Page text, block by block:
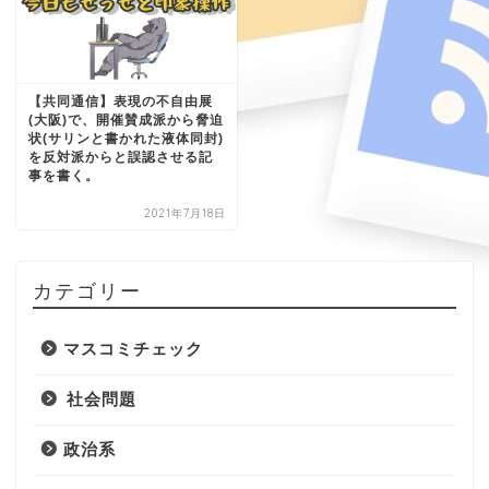
【共同通信】表現の不自由展
(大阪)で、開催賛成派から脅迫
状(サリンと書かれた液体同封)
を反対派からと誤認させる記
事を書く。
2021年7月18日
カテゴリー
マスコミチェック
社会問題
政治系